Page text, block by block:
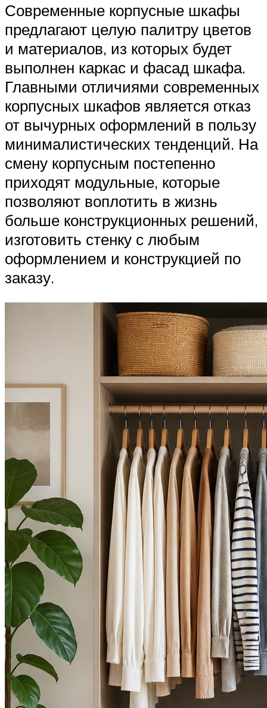
Современные корпусные шкафы
предлагают целую палитру цветов
и материалов, из которых будет
выполнен каркас и фасад шкафа.
Главными отличиями современных
корпусных шкафов является отказ
от вычурных оформлений в пользу
минималистических тенденций. На
смену корпусным постепенно
приходят модульные, которые
позволяют воплотить в жизнь
больше конструкционных решений,
изготовить стенку с любым
оформлением и конструкцией по
заказу.